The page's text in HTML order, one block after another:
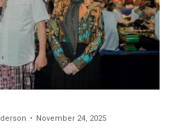
November 24, 2025